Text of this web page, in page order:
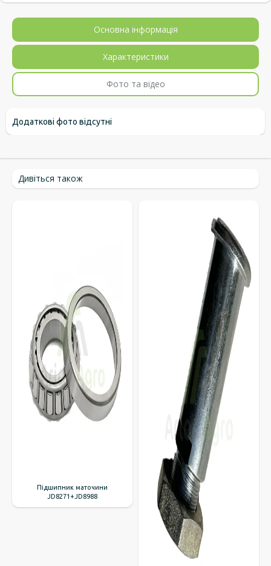
Основна інформація
Характеристики
Фото та відео
Додаткові фото відсутні
Дивіться також
Підшипник маточини
JD8271+JD8988